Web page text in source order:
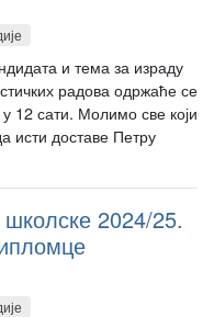
и тема за израду
радова одржаће се
12 сати. Молимо све који
исти доставе Петру
2024/25.